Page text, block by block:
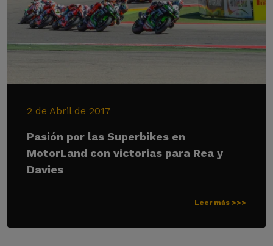
2 de Abril de 2017
Pasión por las Superbikes en
MotorLand con victorias para Rea y
Davies
Leer más >>>